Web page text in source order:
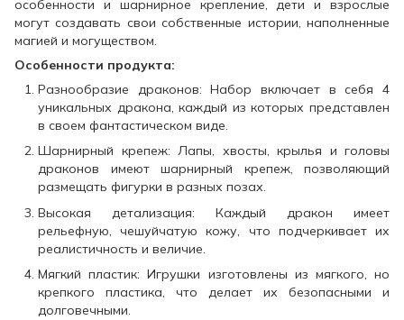
особенности и шарнирное крепление, дети и взрослые
могут создавать свои собственные истории, наполненные
магией и могуществом.
Особенности продукта:
Разнообразие драконов: Набор включает в себя 4
уникальных дракона, каждый из которых представлен
в своем фантастическом виде.
Шарнирный крепеж: Лапы, хвосты, крылья и головы
драконов имеют шарнирный крепеж, позволяющий
размещать фигурки в разных позах.
Высокая детализация: Каждый дракон имеет
рельефную, чешуйчатую кожу, что подчеркивает их
реалистичность и величие.
Мягкий пластик: Игрушки изготовлены из мягкого, но
крепкого пластика, что делает их безопасными и
долговечными.